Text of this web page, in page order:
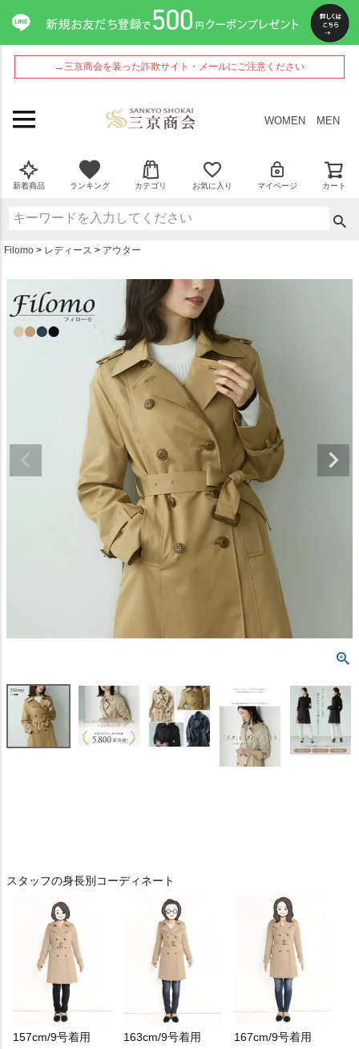
→三京商会を装った詐欺サイト・メールにご注意ください
WOMEN MEN
新着商品 ランキング カテゴリ お気に入り マイページ カート
Filomo レディース アウター
スタッフの身長別コーディネート
157cm/9号着用 163cm/9号着用 167cm/9号着用
ペー
ジト
ップ
へ